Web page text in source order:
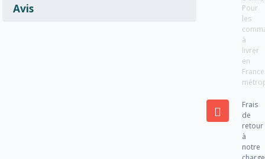
Avis
Pour
les
à
livrer
en
France
Frais
de
retour
à
notre